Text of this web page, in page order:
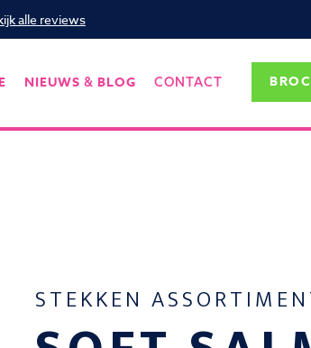
alle reviews
NIEUWS & BLOG CONTACT
STEKKEN